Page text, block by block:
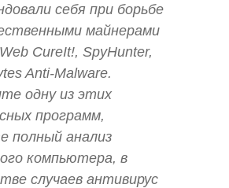
себя при борьбе
майнерами
CureIt!, SpyHunter,
Anti-Malware.
одну из этих
программ,
полный анализ
компьютера, в
случаев антивирус